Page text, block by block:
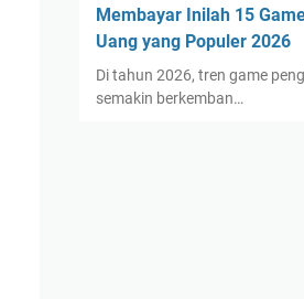
Membayar Inilah 15
Uang yang Populer 2026
Di tahun 2026, tren game
semakin berkemban…